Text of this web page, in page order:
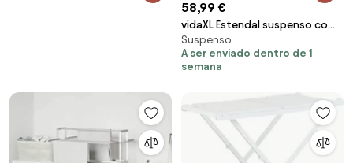
58,99 €
vidaXL Estendal suspenso com
5 prateleiras alumínio
Suspenso
A ser enviado dentro de 1
semana